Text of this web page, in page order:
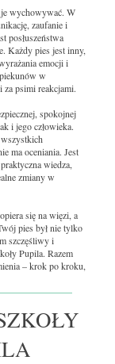
wychowywać. W
zaufanie i
posłuszeństwa
Każdy pies jest inny,
emocji i
w
psimi reakcjami.
spokojnej
i jego człowieka.
ma oceniania. Jest
wiedza,
zmiany w
się na więzi, a
pies był nie tylko
szczęśliwy i
Pupila. Razem
– krok po kroku,